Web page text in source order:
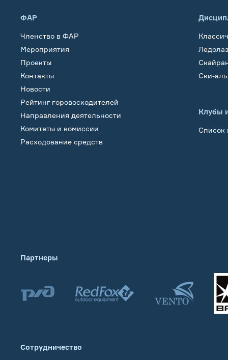
ФАР
Членство в ФАР
Мероприятия
Проекты
Контакты
Новости
Рейтинг горовосходителей
Направления деятельности
Комитеты и комиссии
Расходование средств
Ски-
Клубы
Список
Партнеры
Сотрудничество